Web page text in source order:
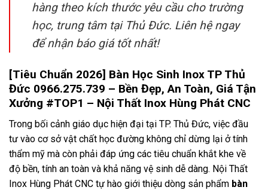
hàng theo kích thước yêu cầu cho trường
học, trung tâm tại Thủ Đức. Liên hệ ngay
để nhận báo giá tốt nhất!
[Tiêu Chuẩn 2026] Bàn Học Sinh Inox TP Thủ
Đức 0966.275.739 – Bền Đẹp, An Toàn, Giá Tận
Xưởng #TOP1 – Nội Thất Inox Hùng Phát CNC
Trong bối cảnh giáo dục hiện đại tại TP. Thủ Đức, việc đầu
tư vào cơ sở vật chất học đường không chỉ dừng lại ở tính
thẩm mỹ mà còn phải đáp ứng các tiêu chuẩn khắt khe về
độ bền, tính an toàn và khả năng vệ sinh dễ dàng. Nội Thất
Inox Hùng Phát CNC tự hào giới thiệu dòng sản phẩm bàn